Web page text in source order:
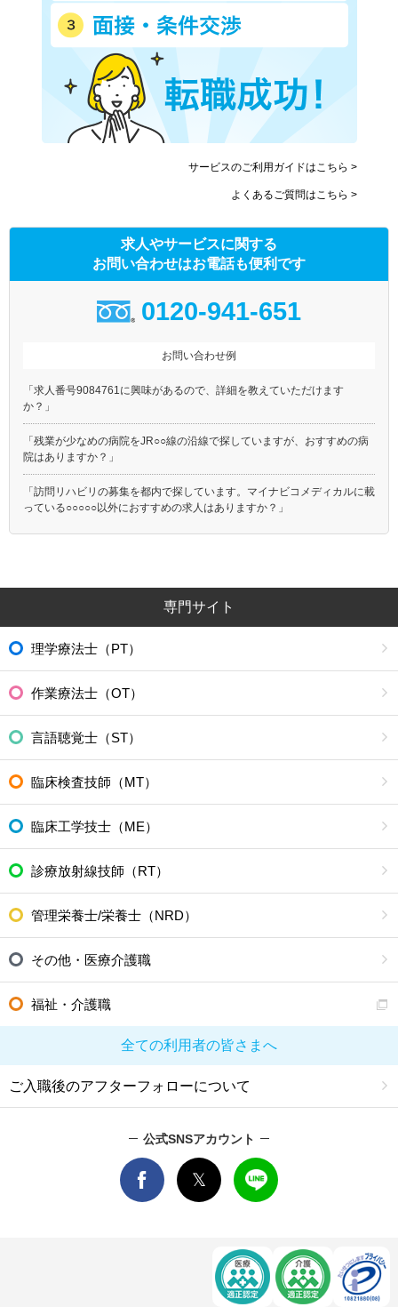
サービスのご利用ガイドはこちら >
よくあるご質問はこちら >
求人やサービスに関する
お問い合わせはお電話も便利です
0120-941-651
お問い合わせ例
「求人番号9084761に興味があるので、詳細を教えていただけます
か？」
「残業が少なめの病院をJR○○線の沿線で探していますが、おすすめの病
院はありますか？」
「訪問リハビリの募集を都内で探しています。マイナビコメディカルに載
っている○○○○○以外におすすめの求人はありますか？」
専門サイト
理学療法士（PT）
作業療法士（OT）
言語聴覚士（ST）
臨床検査技師（MT）
臨床工学技士（ME）
診療放射線技師（RT）
管理栄養士/栄養士（NRD）
その他・医療介護職
福祉・介護職
全ての利用者の皆さまへ
ご入職後のアフターフォローについて
公式SNSアカウント